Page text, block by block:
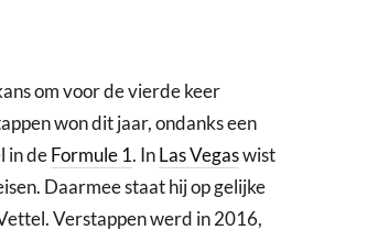
om voor de vierde keer
won dit jaar, ondanks een
in deFormule 1. InLas Vegaswist
Daarmee staat hij op gelijke
Verstappen werd in 2016,